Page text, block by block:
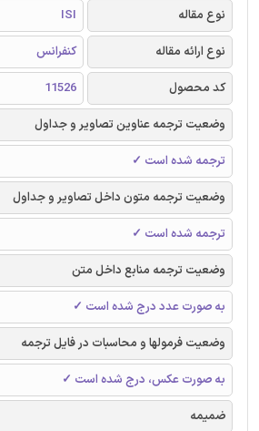
نوع مقاله
ISI
نوع ارائه مقاله
کنفرانس
کد محصول
11526
وضعیت ترجمه عناوین تصاویر و جداول
ترجمه شده است ✓
وضعیت ترجمه متون داخل تصاویر و جداول
ترجمه شده است ✓
وضعیت ترجمه منابع داخل متن
به صورت عدد درج شده است ✓
وضعیت فرمولها و محاسبات در فایل ترجمه
به صورت عکس، درج شده است ✓
ضمیمه